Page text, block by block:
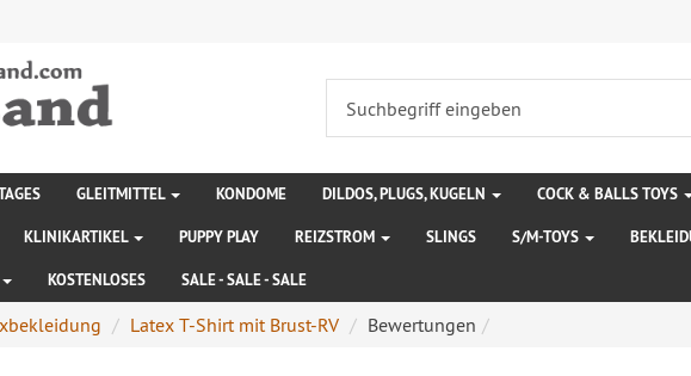
GLEITMITTEL KONDOME DILDOS, PLUGS, KUGELN COCK & BALLS TOYS
KLINIKARTIKEL PUPPY PLAY REIZSTROM SLINGS S/M-TOYS
KOSTENLOSES SALE - SALE - SALE
Latex T-Shirt mit Brust-RV Bewertungen